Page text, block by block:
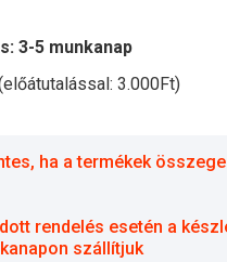
3-5 munkanap
3.000Ft)
ha a termékek
rendelés esetén a
szállítjuk